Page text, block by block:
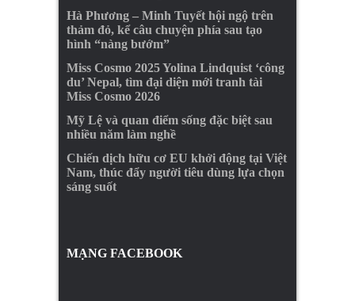
Hà Phương – Minh Tuyết hội ngộ trên
thảm đỏ, kể câu chuyện phía sau tạo
hình “nàng bướm”
Miss Cosmo 2025 Yolina Lindquist ‘công
du’ Nepal, tìm đại diện mới tranh tài
Miss Cosmo 2026
Mỹ Lệ và quan điểm sống đặc biệt sau
nhiều năm làm nghề
Chiến dịch hữu cơ EU khởi động tại Việt
Nam, thúc đẩy người tiêu dùng lựa chọn
sáng suốt
MẠNG FACEBOOK